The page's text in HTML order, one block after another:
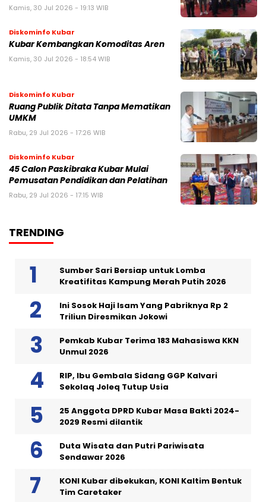
Kamis, 30 Jul 2026 - 19:13 WIB
Diskominfo Kubar
Kubar Kembangkan Komoditas Aren
Kamis, 30 Jul 2026 - 18:54 WIB
Diskominfo Kubar
Ruang Publik Ditata Tanpa Mematikan
UMKM
Rabu, 29 Jul 2026 - 17:26 WIB
Diskominfo Kubar
45 Calon Paskibraka Kubar Mulai
Pemusatan Pendidikan dan Pelatihan
Rabu, 29 Jul 2026 - 17:15 WIB
TRENDING
Sumber Sari Bersiap untuk Lomba
Kreatifitas Kampung Merah Putih 2026
Ini Sosok Haji Isam Yang Pabriknya Rp 2
Triliun Diresmikan Jokowi
Pemkab Kubar Terima 183 Mahasiswa KKN
Unmul 2026
RIP, Ibu Gembala Sidang GGP Kalvari
Sekolaq Joleq Tutup Usia
25 Anggota DPRD Kubar Masa Bakti 2024-
2029 Resmi dilantik
Duta Wisata dan Putri Pariwisata
Sendawar 2026
KONI Kubar dibekukan, KONI Kaltim Bentuk
Tim Caretaker